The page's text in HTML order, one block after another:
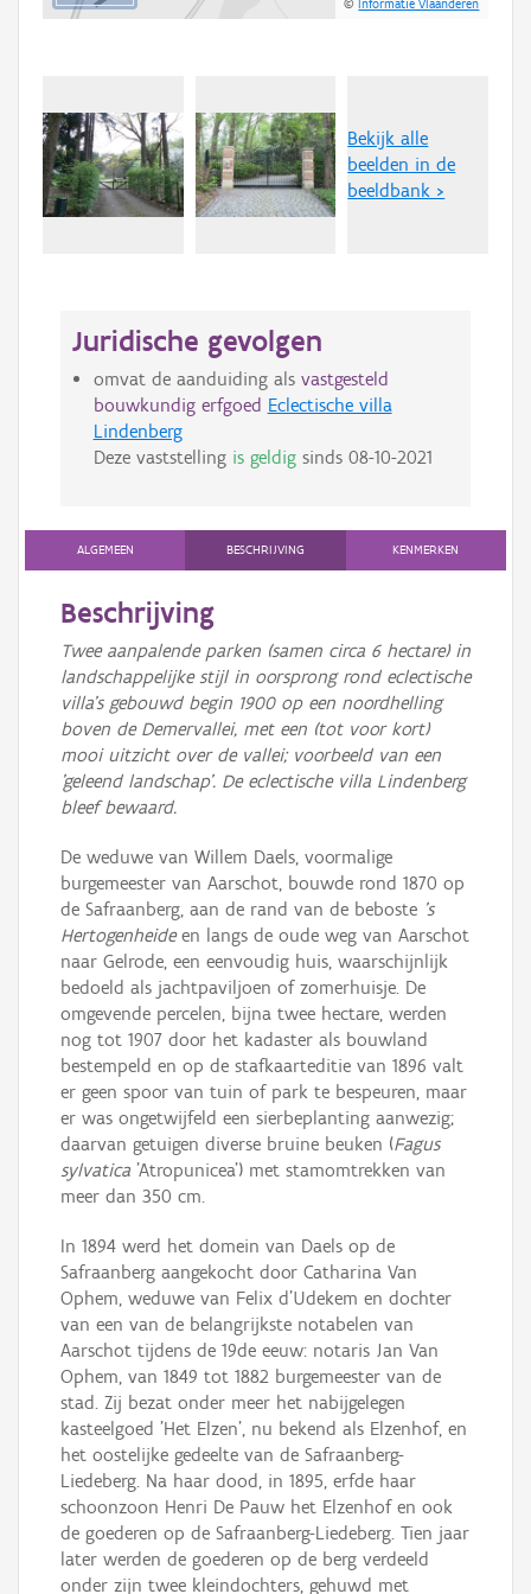
©Informatie Vlaanderen
Bekijk alle
beelden in de
beeldbank >
Juridische gevolgen
omvat de aanduiding als vastgesteld
bouwkundig erfgoed Eclectische villa
Lindenberg
Deze vaststelling is geldigsinds 08-10-2021
ALGEMEEN BESCHRIJVING KENMERKEN
Beschrijving
Twee aanpalende parken (samen circa 6 hectare) in
landschappelijke stijl in oorsprong rond eclectische
villa's gebouwd begin 1900 op een noordhelling
boven de Demervallei, met een (tot voor kort)
mooi uitzicht over de vallei; voorbeeld van een
'geleend landschap'. De eclectische villa Lindenberg
bleef bewaard.
De weduwe van Willem Daels, voormalige
burgemeester van Aarschot, bouwde rond 1870 op
de Safraanberg, aan de rand van de beboste 's
Hertogenheideen langs de oude weg van Aarschot
naar Gelrode, een eenvoudig huis, waarschijnlijk
bedoeld als jachtpaviljoen of zomerhuisje. De
omgevende percelen, bijna twee hectare, werden
nog tot 1907 door het kadaster als bouwland
bestempeld en op de stafkaarteditie van 1896 valt
er geen spoor van tuin of park te bespeuren, maar
er was ongetwijfeld een sierbeplanting aanwezig;
daarvan getuigen diverse bruine beuken (Fagus
sylvatica 'Atropunicea') met stamomtrekken van
meer dan 350 cm.
In 1894 werd het domein van Daels op de
Safraanberg aangekocht door Catharina Van
Ophem, weduwe van Felix d'Udekem en dochter
van een van de belangrijkste notabelen van
Aarschot tijdens de 19de eeuw: notaris Jan Van
Ophem, van 1849 tot 1882 burgemeester van de
stad. Zij bezat onder meer het nabijgelegen
kasteelgoed 'Het Elzen', nu bekend als Elzenhof, en
het oostelijke gedeelte van de Safraanberg-
Liedeberg. Na haar dood, in 1895, erfde haar
schoonzoon Henri De Pauw het Elzenhof en ook
de goederen op de Safraanberg-Liedeberg. Tien jaar
later werden de goederen op de berg verdeeld
onder zijn twee kleindochters, gehuwd met